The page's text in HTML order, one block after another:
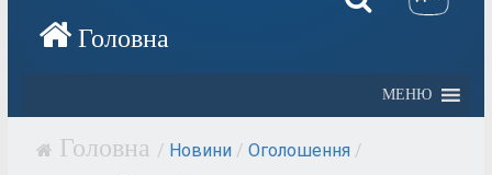
МЕНЮ
/ Новини / Оголошення /